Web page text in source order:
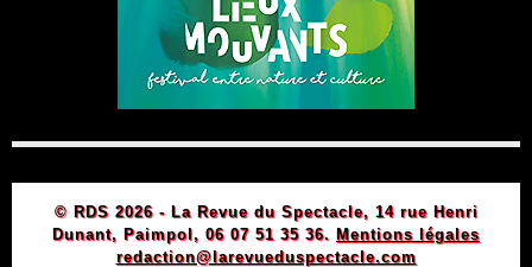
© RDS 2026 - La Revue du Spectacle, 14 rue Henri
Dunant, Paimpol, 06 07 51 35 36. Mentions légales
redaction@larevueduspectacle.com